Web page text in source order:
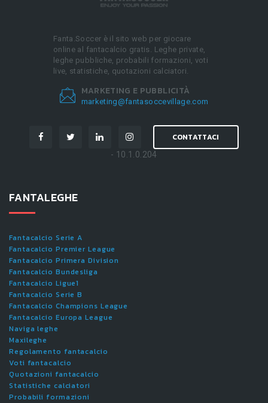
Fanta.Soccer è il sito web per giocare
online al fantacalcio gratis. Leghe private,
leghe pubbliche, probabili formazioni, voti
live, statistiche, quotazioni calciatori.
MARKETING E PUBBLICITÀ
marketing@fantasoccevillage.com
CONTATTACI
- 10.1.0.204
FANTALEGHE
Fantacalcio Serie A
Fantacalcio Premier League
Fantacalcio Primera Division
Fantacalcio Bundesliga
Fantacalcio Ligue1
Fantacalcio Serie B
Fantacalcio Champions League
Fantacalcio Europa League
Naviga leghe
Maxileghe
Regolamento fantacalcio
Voti fantacalcio
Quotazioni fantacalcio
Statistiche calciatori
Probabili formazioni